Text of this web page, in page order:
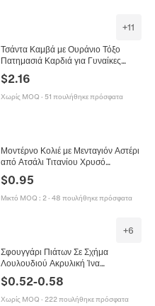
+11
Τσάντα Καμβά με Ουράνιο Τόξο
Πατημασιά Καρδιά για Γυναίκες
Επαναχρησιμοποιούμενη Τσάντα
Ώμου για Ψώνια Μόδα Τσάντα
$2.16
Χωρίς MOQ · 51 πουλήθηκε πρόσφατα
Μοντέρνο Κολιέ με Μενταγιόν Αστέρι
από Ατσάλι Τιτανίου Χρυσό
Γεωμετρικά Φιλικά Προς το
Περιβάλλον Κοσμήματα για Γυναίκες
$0.95
Μικτό MOQ : 2· 48 πουλήθηκε πρόσφατα
+6
Σφουγγάρι Πιάτων Σε Σχήμα
Λουλουδιού Ακρυλική Ίνα
Χειροποίητο Πλεκτό Εργαλείο
Καθαρισμού Κουζίνας Οικολογικό
Καθαριστικό
$0.52-0.58
Χωρίς MOQ · 222 πουλήθηκε πρόσφατα